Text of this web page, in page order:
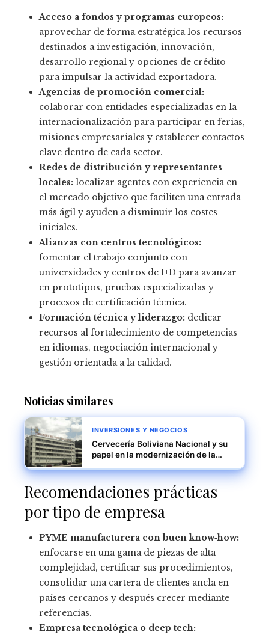
Acceso a fondos y programas europeos:
aprovechar de forma estratégica los recursos
destinados a investigación, innovación,
desarrollo regional y opciones de crédito
para impulsar la actividad exportadora.
Agencias de promoción comercial:
colaborar con entidades especializadas en la
internacionalización para participar en ferias,
misiones empresariales y establecer contactos
clave dentro de cada sector.
Redes de distribución y representantes
locales: localizar agentes con experiencia en
el mercado objetivo que faciliten una entrada
más ágil y ayuden a disminuir los costes
iniciales.
Alianzas con centros tecnológicos:
fomentar el trabajo conjunto con
universidades y centros de I+D para avanzar
en prototipos, pruebas especializadas y
procesos de certificación técnica.
Formación técnica y liderazgo: dedicar
recursos al fortalecimiento de competencias
en idiomas, negociación internacional y
gestión orientada a la calidad.
Noticias similares
INVERSIONES Y NEGOCIOS
Cervecería Boliviana Nacional y su
papel en la modernización de la
Recomendaciones prácticas
por tipo de empresa
PYME manufacturera con buen know‑how:
enfocarse en una gama de piezas de alta
complejidad, certificar sus procedimientos,
consolidar una cartera de clientes ancla en
países cercanos y después crecer mediante
referencias.
Empresa tecnológica o deep tech: